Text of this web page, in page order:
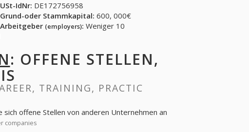
USt-IdNr: DE172756958
Grund-oder Stammkapital: 600, 000€
Arbeitgeber (employers): Weniger 10
: OFFENE STELLEN,
TRAINING, PRACTIC
sich offene Stellen von anderen Unternehmen an
companies